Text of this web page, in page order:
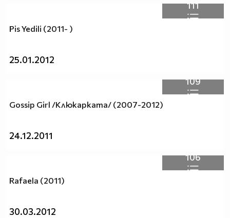
111
Pis Yedili (2011- )
25.01.2012
109
Gossip Girl /Клюкарката/ (2007-2012)
24.12.2011
106
Rafaela (2011)
30.03.2012